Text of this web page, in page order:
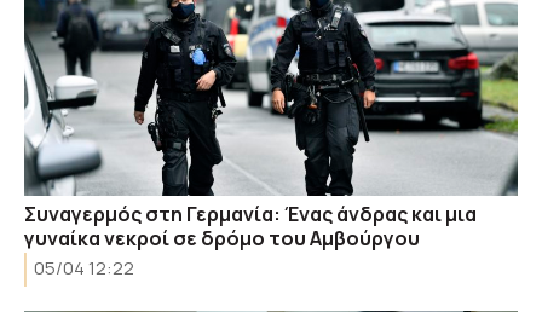
Συναγερμός στη Γερμανία: Ένας άνδρας και μια
γυναίκα νεκροί σε δρόμο του Αμβούργου
05/04 12:22